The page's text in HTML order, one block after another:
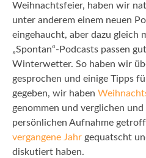
Weihnachtsfeier, haben wir
unter anderem einem neuen
eingehaucht, aber dazu gleich
„Spontan“-Podcasts passen
Winterwetter. So haben wir
gesprochen und einige Tipps
gegeben, wir haben
genommen und verglichen
persönlichen Aufnahme
vergangene Jahr gequatscht
diskutiert haben.